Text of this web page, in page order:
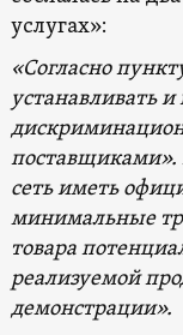
услугах»:
«Согласно
устанавливать
поставщиками».
сеть иметь
минимальные
товара
реализуемой
демонстрации».